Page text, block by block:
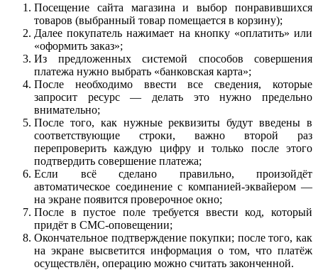
Посещение сайта магазина и выбор понравившихся
товаров (выбранный товар помещается в корзину);
Далее покупатель нажимает на кнопку «оплатить» или
«оформить заказ»;
Из предложенных системой способов совершения
платежа нужно выбрать «банковская карта»;
После необходимо ввести все сведения, которые
запросит ресурс — делать это нужно предельно
внимательно;
После того, как нужные реквизиты будут введены в
соответствующие строки, важно второй раз
перепроверить каждую цифру и только после этого
подтвердить совершение платежа;
Если всё сделано правильно, произойдёт
автоматическое соединение с компанией-эквайером —
на экране появится проверочное окно;
После в пустое поле требуется ввести код, который
придёт в СМС-оповещении;
Окончательное подтверждение покупки; после того, как
на экране высветится информация о том, что платёж
осуществлён, операцию можно считать законченной.